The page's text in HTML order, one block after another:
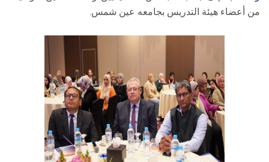
من أعضاء هيئة التدريس بجامعه عين شمس.